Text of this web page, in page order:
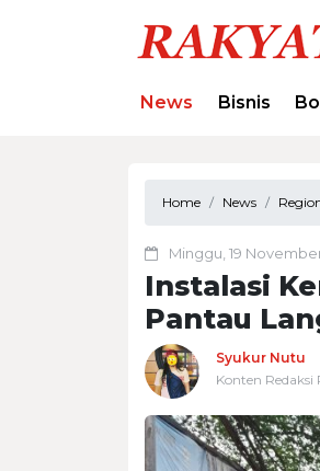
News Bisnis
Home News
Minggu, 19
Instalasi
Pantau
Syukur Nutu
Konten